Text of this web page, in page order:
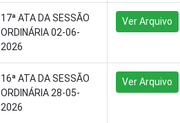
17ª ATA DA SESSÃO
ORDINÁRIA 02-06-
2026
Ver Arquivo
16ª ATA DA SESSÃO
ORDINÁRIA 28-05-
2026
Ver Arquivo